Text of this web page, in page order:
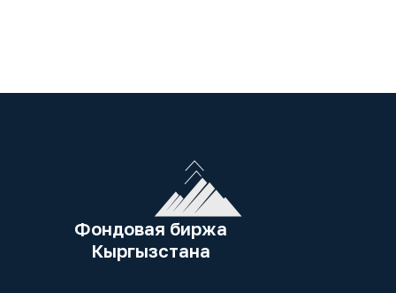
Фондовая биржа
Кыргызстана